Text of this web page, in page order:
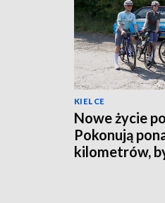
KIELCE
Nowe życie
Pokonują
kilometrów,